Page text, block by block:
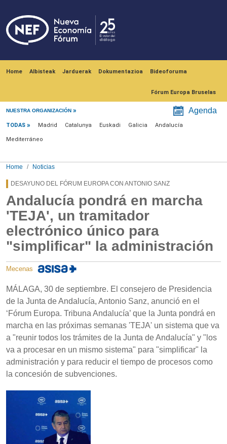
Home Albisteak Jarduerak Dokumentazioa Bideoforuma
Fórum Europa Bruselas
NUESTRA ORGANIZACIÓN Agenda
Menú noticias
TODAS Madrid Catalunya Euskadi Galicia Andalucía
Mediterráneo
Home Noticias
DESAYUNO DEL FÓRUM EUROPA CON ANTONIO SANZ
Andalucía pondrá en marcha
'TEJA', un tramitador
electrónico único para
"simplificar" la administración
Mecenas
MÁLAGA, 30 de septiembre. El consejero de Presidencia
de la Junta de Andalucía, Antonio Sanz, anunció en el
‘Fórum Europa. Tribuna Andalucía’ que la Junta pondrá en
marcha en las próximas semanas 'TEJA' un sistema que va
a "reunir todos los trámites de la Junta de Andalucía" y "los
va a procesar en un mismo sistema" para "simplificar" la
administración y para reducir el tiempo de procesos como
la concesión de subvenciones.